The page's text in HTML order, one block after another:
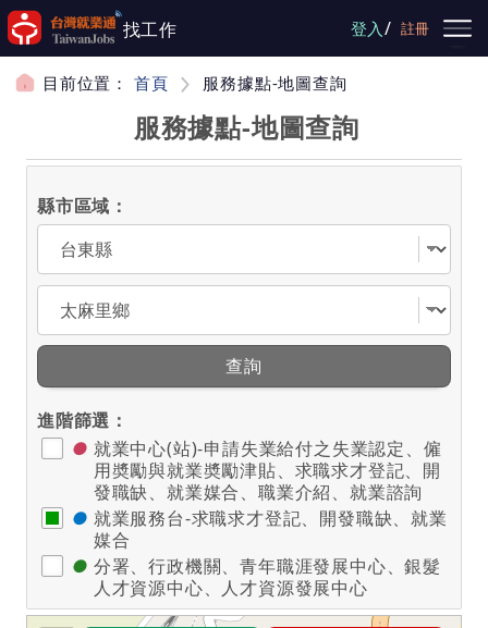
跳到主要內容
找工作 登入/ 註冊
目前位置： 首頁 服務據點-地圖查詢
服務據點-地圖查詢
縣市區域：
選擇縣市
選擇區域
查詢
進階篩選：
● 就業中心(站)-申請失業給付之失業認定、僱
用奬勵與就業奬勵津貼、求職求才登記、開
發職缺、就業媒合、職業介紹、就業諮詢
● 就業服務台-求職求才登記、開發職缺、就業
媒合
● 分署、行政機關、青年職涯發展中心、銀髮
人才資源中心、人才資源發展中心